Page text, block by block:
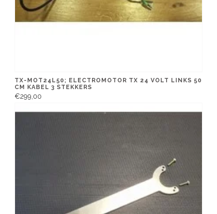
TX-MOT24L50; ELECTROMOTOR TX 24 VOLT LINKS 50
CM KABEL 3 STEKKERS
€299,00